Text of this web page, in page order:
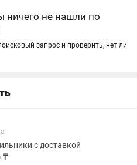
не нашли по
запрос и проверить, нет ли
с доставкой
₸